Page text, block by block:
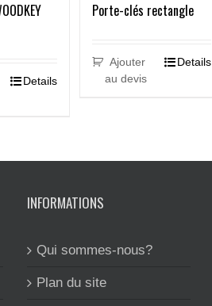
Details
Porte-clés rectangle
Ajouter
au devis
Details
INFORMATIONS
Qui sommes-nous?
Plan du site